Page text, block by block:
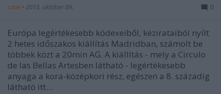
satie • 2015. október 09. 0
Európa legértékesebb kódexeiből, kézirataiból nyílt
2 hetes időszakos kiállítás Madridban, számolt be
többek közt a 20min AG. A kiállítás - mely a Circulo
de las Bellas Artesben látható - legértékesebb
anyaga a kora-középkori rész, egészen a 8. századig
látható itt…